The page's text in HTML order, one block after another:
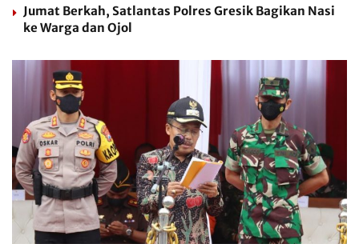
Jumat Berkah, Satlantas Polres Gresik Bagikan Nasi
ke Warga dan Ojol